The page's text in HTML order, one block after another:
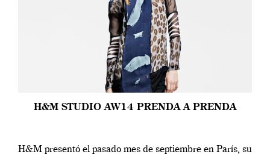
H&M STUDIO AW14 PRENDA A PRENDA
H&M presentó el pasado mes de septiembre en París, su